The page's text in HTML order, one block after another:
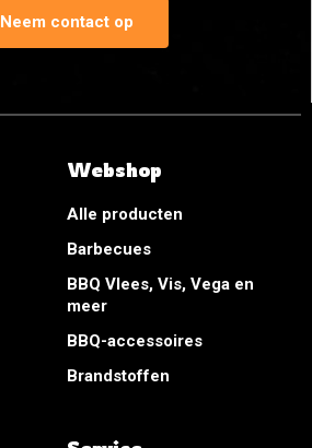
Neem contact op
Webshop
Alle producten
Barbecues
BBQ Vlees, Vis, Vega en
meer
BBQ-accessoires
Brandstoffen